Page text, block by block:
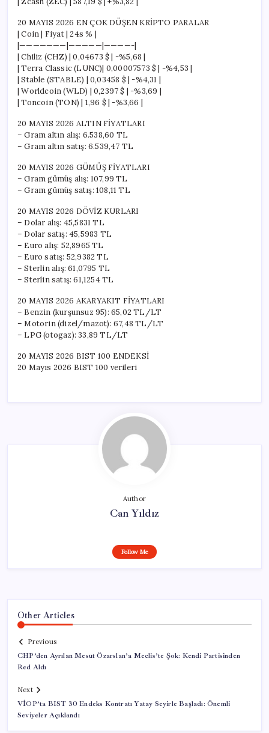
20 MAYIS 2026 EN ÇOK DÜŞEN KRİPTO PARALAR
| Coin | Fiyat | 24s % |
|———————|—————|————-|
| Chiliz (CHZ) | 0,04673 $ | -%5,68 |
| Terra Classic (LUNC)| 0,00007573 $ | -%4,53 |
| Stable (STABLE) | 0,03458 $ | -%4,31 |
| Worldcoin (WLD) | 0,2397 $ | -%3,69 |
| Toncoin (TON) | 1,96 $ | -%3,66 |
20 MAYIS 2026 ALTIN FİYATLARI
– Gram altın alış: 6.538,60 TL
– Gram altın satış: 6.539,47 TL
20 MAYIS 2026 GÜMÜŞ FİYATLARI
– Gram gümüş alış: 107,99 TL
– Gram gümüş satış: 108,11 TL
20 MAYIS 2026 DÖVİZ KURLARI
– Dolar alış: 45,5831 TL
– Dolar satış: 45,5983 TL
– Euro alış: 52,8965 TL
– Euro satış: 52,9382 TL
– Sterlin alış: 61,0795 TL
– Sterlin satış: 61,1254 TL
20 MAYIS 2026 AKARYAKIT FİYATLARI
– Benzin (kurşunsuz 95): 65,02 TL/LT
– Motorin (dizel/mazot): 67,48 TL/LT
– LPG (otogaz): 33,89 TL/LT
20 MAYIS 2026 BIST 100 ENDEKSİ
20 Mayıs 2026 BIST 100 verileri
Author
Can Yıldız
Follow Me
Other Articles
Previous
CHP’den Ayrılan Mesut Özarslan’a Meclis’te Şok: Kendi Partisinden
Red Aldı
Next
VİOP’ta BIST 30 Endeks Kontratı Yatay Seyirle Başladı: Önemli
Seviyeler Açıklandı